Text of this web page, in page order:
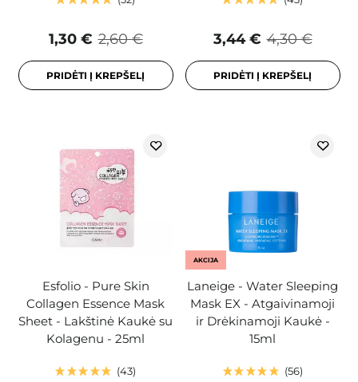
2,60 €
1,30 €
PRIDĖTI Į KREPŠELĮ
4,30 €
3,44 €
PRIDĖTI Į KREPŠELĮ
Esfolio - Pure Skin
Collagen Essence Mask
Sheet - Lakštinė Kaukė su
Kolagenu - 25ml
43
AKCIJA
Laneige - Water Sleeping
Mask EX - Atgaivinamoji
ir Drėkinamoji Kaukė -
15ml
56